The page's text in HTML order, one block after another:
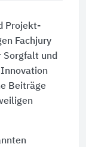
Projekt­
Fachjury
Sorgfalt und
Beiträge